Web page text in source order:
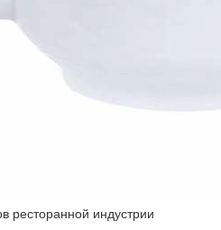
ресторанной индустрии